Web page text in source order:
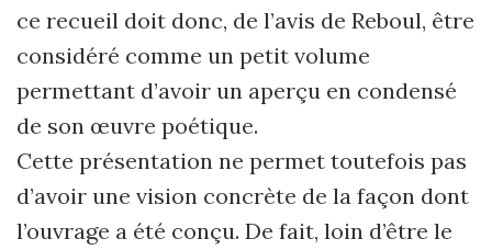
ce recueil doit donc, de l’avis de Reboul, être
considéré comme un petit volume
permettant d’avoir un aperçu en condensé
de son œuvre poétique.
Cette présentation ne permet toutefois pas
d’avoir une vision concrète de la façon dont
l’ouvrage a été conçu. De fait, loin d’être le